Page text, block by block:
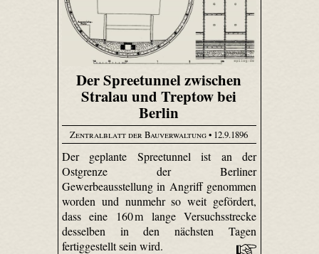
Der Spreetunnel zwischen
Stralau und Treptow bei
Berlin
Zentralblatt der Bauverwaltung• 12.9.1896
Der geplante Spree­tunnel ist an der
Ostgrenze der Berliner
Gewerbeausstellung in Angriff genommen
worden und nunmehr so weit gefördert,
dass eine 160 m lange Versuchsstrecke
desselben in den nächsten Tagen
fertiggestellt sein wird.